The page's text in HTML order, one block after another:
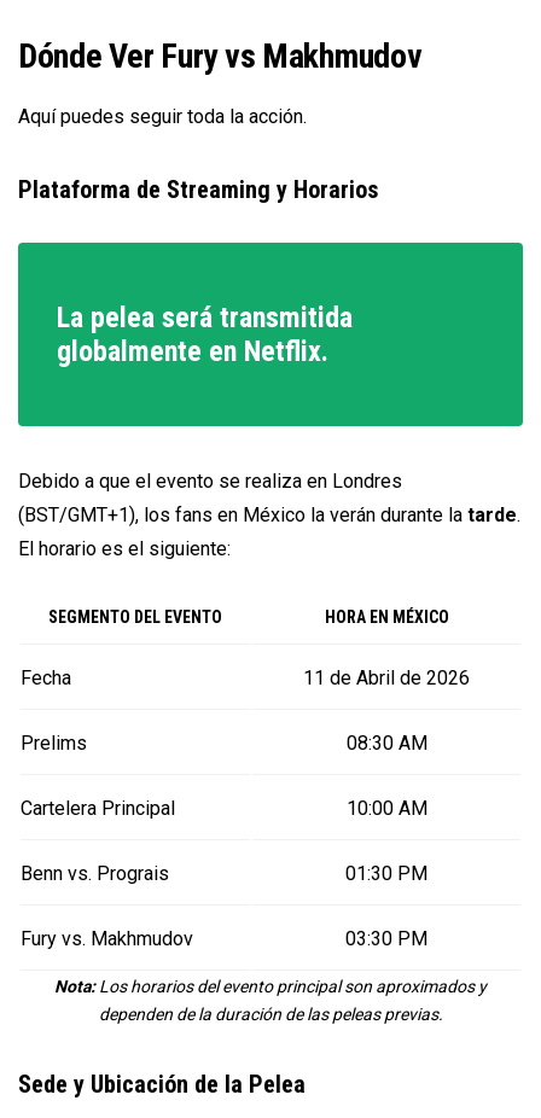
Dónde Ver Fury vs Makhmudov
Aquí puedes seguir toda la acción.
Plataforma de Streaming y Horarios
La pelea será transmitida
globalmente en Netflix.
Debido a que el evento se realiza en Londres
(BST/GMT+1), los fans en México la verán durante la tarde.
El horario es el siguiente:
SEGMENTO DEL EVENTO HORA EN MÉXICO
Fecha 11 de Abril de 2026
Prelims 08:30 AM
Cartelera Principal 10:00 AM
Benn vs. Prograis 01:30 PM
Fury vs. Makhmudov 03:30 PM
Nota:Los horarios del evento principal son aproximados y
dependen de la duración de las peleas previas.
Sede y Ubicación de la Pelea